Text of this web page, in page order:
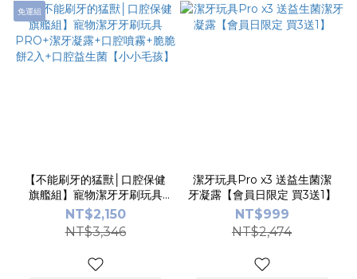
免運組
【不能刷牙的猛獸│口腔保健
旗艦組】寵物潔牙牙刷玩具
PRO+潔牙凝露+口腔噴霧
+脆脆餅2入+口腔益生菌【小
小毛孩】
NT$2,150
NT$3,346
潔牙玩具Pro x3 送益生菌潔
牙凝露【會員日限定 買3送1】
NT$999
NT$2,474